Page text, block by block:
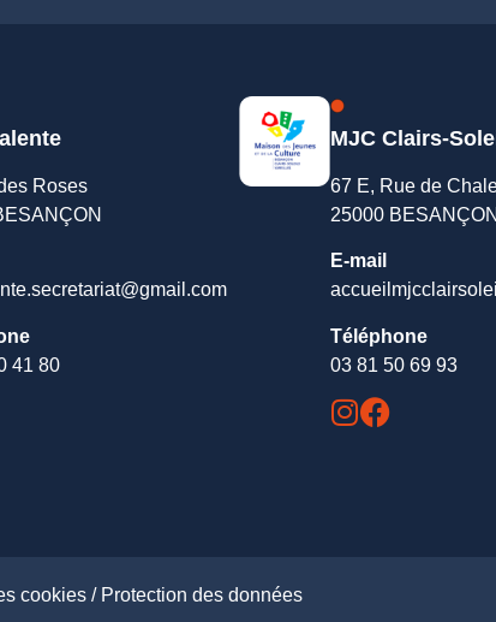
Roses
41 80
MJC Clairs-
67 E, Rue de
25000 BESANÇON
E-mail
Téléphone
03 81 50 69 93
cookies / Protection des données